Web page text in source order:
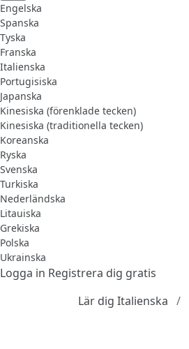
Engelska
Spanska
Tyska
Franska
Italienska
Portugisiska
Japanska
Kinesiska (förenklade tecken)
Kinesiska (traditionella tecken)
Koreanska
Ryska
Svenska
Turkiska
Nederländska
Litauiska
Grekiska
Polska
Ukrainska
Logga in Registrera dig gratis
Lär dig Italienska